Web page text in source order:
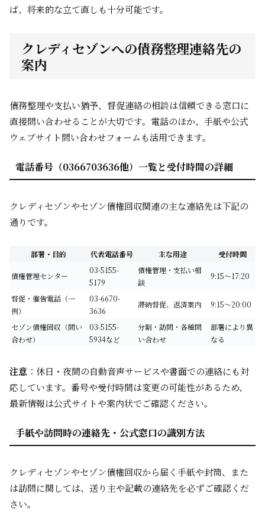
ば、将来的な立て直しも十分可能です。
クレディセゾンへの債務整理連絡先の
案内
債務整理や支払い猶予、督促連絡の相談は信頼できる窓口に
直接問い合わせることが大切です。電話のほか、手紙や公式
ウェブサイト問い合わせフォームも活用できます。
電話番号（0366703636他）一覧と受付時間の詳細
クレディセゾンやセゾン債権回収関連の主な連絡先は下記の
通りです。
部署・目的 代表電話番号 主な用途 受付時間
債権管理センター
03-5155-
5179
債権管理・支払い相
談
9:15～17:20
督促・催告電話（一
例）
03-6670-
3636
滞納督促、返済案内 9:15～20:00
セゾン債権回収（問い
合わせ）
03-5155-
5934など
分割・訪問・各種問
い合わせ
部署により異
なる
注意 ：休日・夜間の自動音声サービスや書面での連絡にも対
応しています。番号や受付時間は変更の可能性があるため、
最新情報は公式サイトや案内状でご確認ください。
手紙や訪問時の連絡先・公式窓口の識別方法
クレディセゾンやセゾン債権回収から届く手紙や封筒、また
は訪問に関しては、送り主や記載の連絡先を必ずご確認くだ
さい。